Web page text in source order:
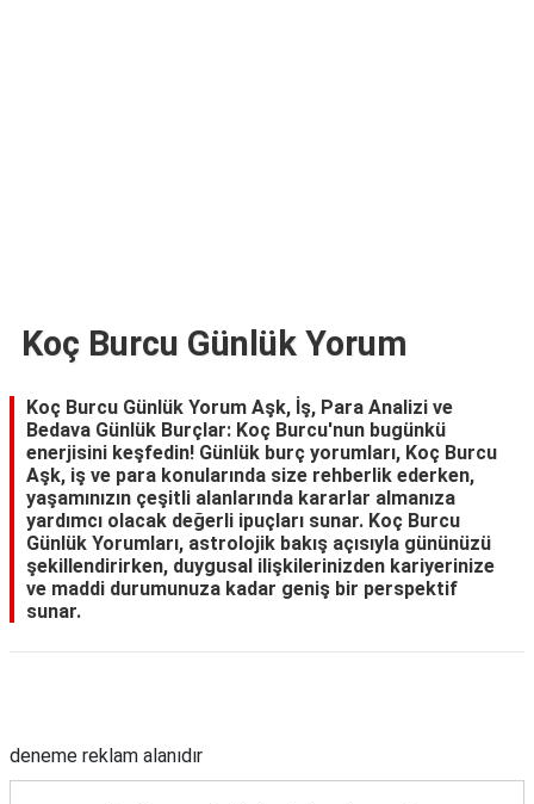
Koç Burcu Günlük Yorum
Koç Burcu Günlük Yorum Aşk, İş, Para Analizi ve
Bedava Günlük Burçlar: Koç Burcu'nun bugünkü
enerjisini keşfedin! Günlük burç yorumları, Koç Burcu
Aşk, iş ve para konularında size rehberlik ederken,
yaşamınızın çeşitli alanlarında kararlar almanıza
yardımcı olacak değerli ipuçları sunar. Koç Burcu
Günlük Yorumları, astrolojik bakış açısıyla gününüzü
şekillendirirken, duygusal ilişkilerinizden kariyerinize
ve maddi durumunuza kadar geniş bir perspektif
sunar.
deneme reklam alanıdır